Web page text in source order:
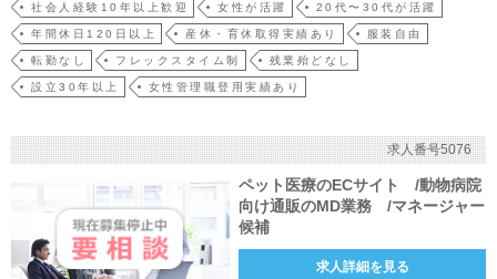
社会人経験10年以上歓迎 女性が活躍 20代〜30代が活躍
年間休日120日以上 産休・育休取得実績あり 服装自由
転勤なし フレックスタイム制 残業殆どなし
設立30年以上 女性管理職登用実績あり
求人番号5076
ペット医療のECサイト /動物病院
向け通販のMD業務 /マネージャー
候補
求人詳細を見る